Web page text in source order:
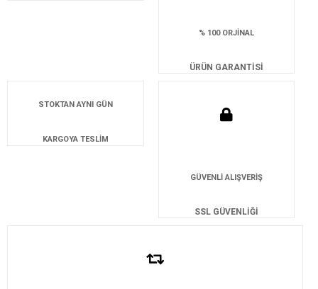
% 100 ORJİNAL
ÜRÜN GARANTİSİ
STOKTAN AYNI GÜN
KARGOYA TESLİM
GÜVENLİ ALIŞVERİŞ
SSL GÜVENLİĞİ